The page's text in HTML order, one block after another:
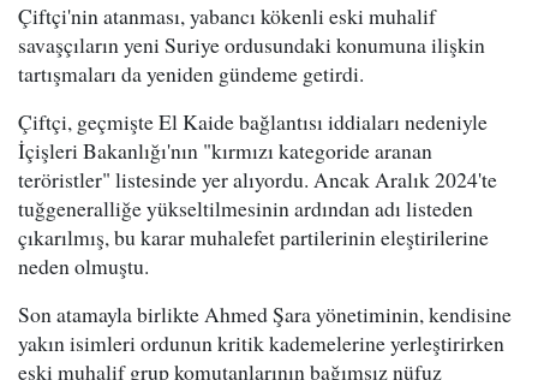
Çiftçi'nin atanması, yabancı kökenli eski muhalif
savaşçıların yeni Suriye ordusundaki konumuna ilişkin
tartışmaları da yeniden gündeme getirdi.
Çiftçi, geçmişte El Kaide bağlantısı iddiaları nedeniyle
İçişleri Bakanlığı'nın "kırmızı kategoride aranan
teröristler" listesinde yer alıyordu. Ancak Aralık 2024'te
tuğgeneralliğe yükseltilmesinin ardından adı listeden
çıkarılmış, bu karar muhalefet partilerinin eleştirilerine
neden olmuştu.
Son atamayla birlikte Ahmed Şara yönetiminin, kendisine
yakın isimleri ordunun kritik kademelerine yerleştirirken
eski muhalif grup komutanlarının bağımsız nüfuz